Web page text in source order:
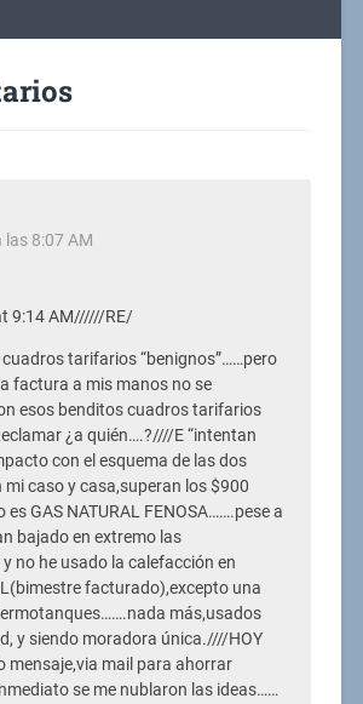
8:07 AM
9:14 AM//////RE/
cuadros tarifarios “benignos”……pero
factura a mis manos no se
esos benditos cuadros tarifarios
¿a quién….?////E “intentan
con el esquema de las dos
mi caso y casa,superan los $900
GAS NATURAL FENOSA…….pese a
bajado en extremo las
no he usado la calefacción en
facturado),excepto una
más,usados
y siendo moradora única.////HOY
mensaje,via mail para ahorrar
se me nublaron las ideas……